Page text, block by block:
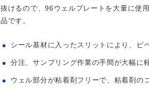
抜けるので、96ウェルプレートを大量に使
品です。
シール基材に入ったスリットにより、ピ
分注、サンプリング作業の手間が大幅に
ウェル部分が粘着剤フリーで、粘着剤の